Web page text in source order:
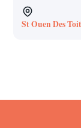
St Ouen Des